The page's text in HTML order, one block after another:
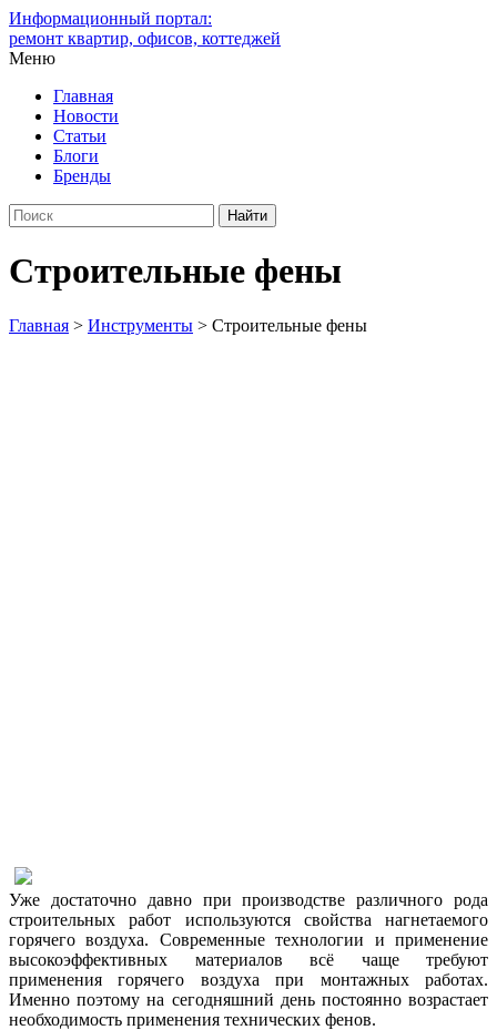
Информационный портал:
ремонт квартир, офисов, коттеджей
Меню
Главная
Новости
Статьи
Блоги
Бренды
Строительные фены
Главная > Инструменты > Строительные фены
Уже достаточно давно при производстве различного рода
строительных работ используются свойства нагнетаемого
горячего воздуха. Современные технологии и применение
высокоэффективных материалов всё чаще требуют
применения горячего воздуха при монтажных работах.
Именно поэтому на сегодняшний день постоянно возрастает
необходимость применения технических фенов.